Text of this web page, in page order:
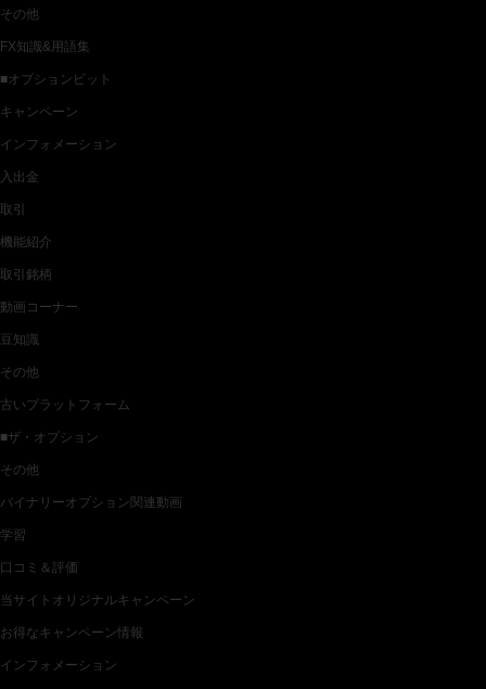
その他
FX知識&用語集
■オプションビット
キャンペーン
インフォメーション
入出金
取引
機能紹介
取引銘柄
動画コーナー
豆知識
その他
古いプラットフォーム
■ザ・オプション
その他
バイナリーオプション関連動画
学習
口コミ＆評価
当サイトオリジナルキャンペーン
お得なキャンペーン情報
インフォメーション